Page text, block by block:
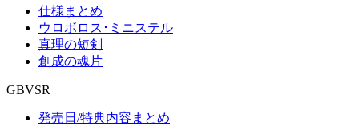
仕様まとめ
ウロボロス･ミニステル
真理の短剣
創成の魂片
GBVSR
発売日/特典内容まとめ